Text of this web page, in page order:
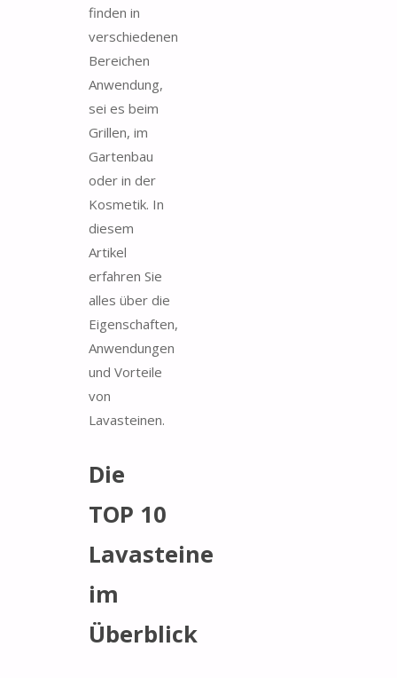
finden in
verschiedenen
Bereichen
Anwendung,
sei es beim
Grillen, im
Gartenbau
oder in der
Kosmetik. In
diesem
Artikel
erfahren Sie
alles über die
Eigenschaften,
Anwendungen
und Vorteile
von
Lavasteinen.
Die
TOP 10
Lavasteine
im
Überblick